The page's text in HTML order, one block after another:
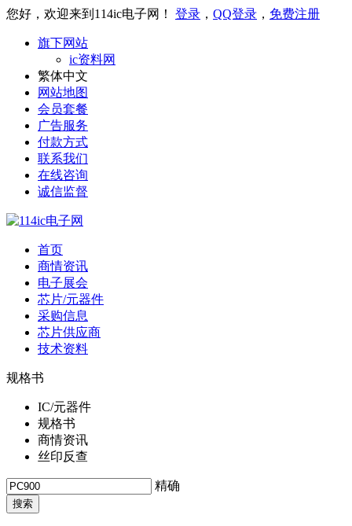
您好，欢迎来到114ic电子网！ 登录 ， QQ登录 ， 免费注册
旗下网站
ic资料网
繁体中文
网站地图
会员套餐
广告服务
付款方式
联系我们
在线咨询
诚信监督
首页
商情资讯
电子展会
芯片/元器件
采购信息
芯片供应商
技术资料
规格书
IC/元器件
规格书
商情资讯
丝印反查
精确